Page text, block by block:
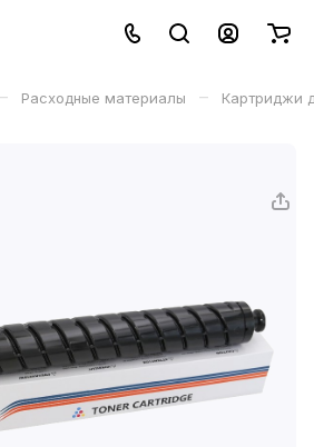
– Расходные материалы – Картриджи